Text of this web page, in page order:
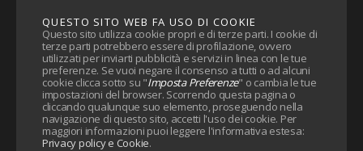
QUESTO SITO WEB FA USO DI COOKIE
Questo sito utilizza cookie propri e di terze parti. I cookie di
terze parti potrebbero essere di profilazione, ovvero
utilizzati per inviarti pubblicità e servizi in linea con le tue
preferenze. Se vuoi negare il consenso a tutti o ad alcuni
cookie clicca sotto su "Imposta Preferenze" o cambia le tue
impostazioni del browser. Scorrendo questa pagina o
cliccando qualunque suo elemento, proseguendo nella
navigazione di questo sito, accetti l'uso dei cookie. Per
maggiori informazioni puoi leggere l'informativa estesa:
Privacy policy e Cookie.